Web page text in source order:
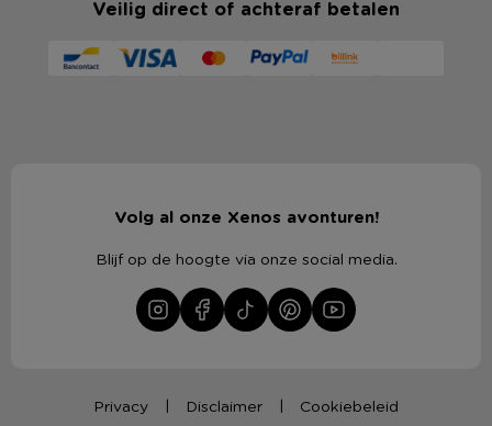
Veilig direct of achteraf betalen
Volg al onze Xenos avonturen!
Blijf op de hoogte via onze social media.
Privacy Disclaimer
Cookiebeleid